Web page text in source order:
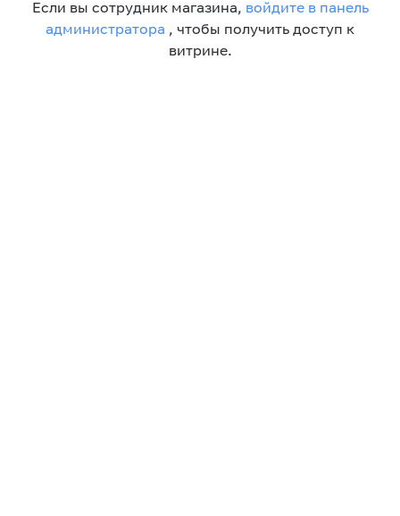
Если вы сотрудник магазина, войдите в панель
администратора , чтобы получить доступ к
витрине.